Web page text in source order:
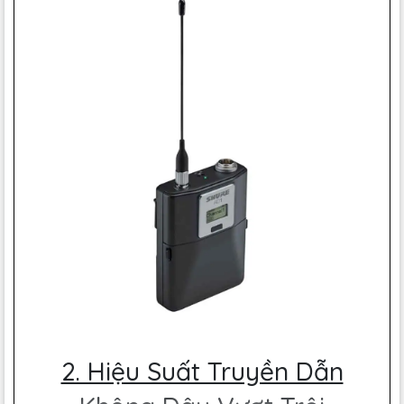
2. Hiệu Suất Truyền Dẫn